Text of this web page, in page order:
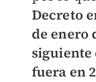
Decreto
de enero
siguiente
fuera en